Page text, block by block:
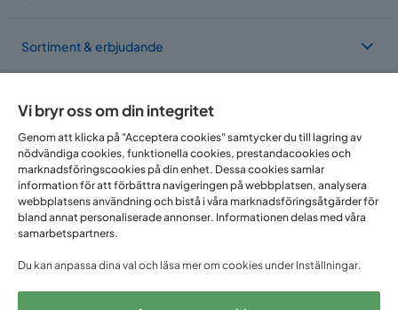
Sortiment & erbjudande
Om Trademax
Vi finns i flera länder
Vi bryr oss om din integritet
Genom att klicka på "Acceptera cookies" samtycker du till lagring av
nödvändiga cookies, funktionella cookies, prestandacookies och
marknadsföringscookies på din enhet. Dessa cookies samlar
information för att förbättra navigeringen på webbplatsen, analysera
webbplatsens användning och bistå i våra marknadsföringsåtgärder för
bland annat personaliserade annonser. Informationen delas med våra
samarbetspartners.
Du kan anpassa dina val och läsa mer om cookies under Inställningar.